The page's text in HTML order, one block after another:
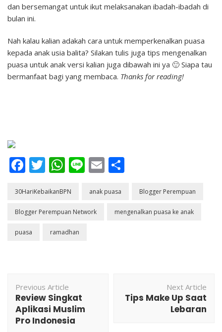
dan bersemangat untuk ikut melaksanakan ibadah-ibadah di
bulan ini.
Nah kalau kalian adakah cara untuk memperkenalkan puasa
kepada anak usia balita? Silakan tulis juga tips mengenalkan
puasa untuk anak versi kalian juga dibawah ini ya 🙂 Siapa tau
bermanfaat bagi yang membaca. Thanks for reading!
Facebook
Twitter
WhatsApp
LineEmail
30HariKebaikanBPN anak puasa Blogger Perempuan
Blogger Perempuan Network mengenalkan puasa ke anak
puasa ramadhan
Navigation
Previous Article
Review Singkat
Aplikasi Muslim
Pro Indonesia
Next Article
Tips Make Up Saat
Lebaran